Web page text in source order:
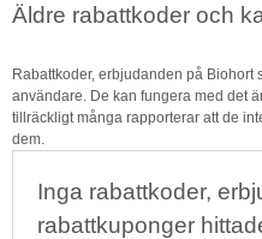
Äldre rabattkoder och
Rabattkoder, erbjudanden på Biohort
användare. De kan fungera med det
tillräckligt många rapporterar att de
dem.
Inga rabattkoder,
rabattkuponger